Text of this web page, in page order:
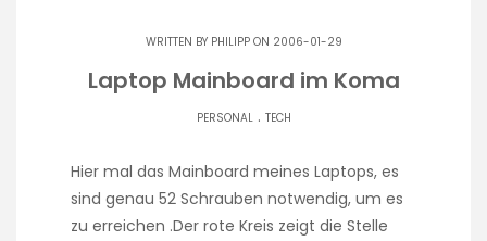
WRITTEN BY PHILIPPON 2006-01-29
Laptop Mainboard im Koma
PERSONAL. TECH
Hier mal das Mainboard meines Laptops, es
sind genau 52 Schrauben notwendig, um es
zu erreichen .Der rote Kreis zeigt die Stelle